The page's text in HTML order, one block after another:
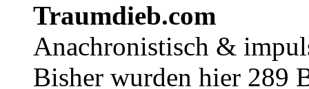
Traumdieb.com
Anachronistisch &
Bisher wurden hier 289